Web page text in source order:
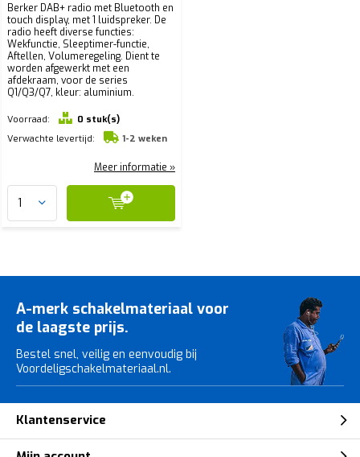
Berker DAB+ radio met Bluetooth en
touch display, met 1 luidspreker. De
radio heeft diverse functies:
Wekfunctie, Sleep­ti­mer-­functie,
Aftellen, Volu­me­re­ge­ling. Dient te
worden afgewerkt met een
afdekraam, voor de series
Q1/Q3/Q7, kleur: aluminium.
Voorraad:
0 stuk(s)
Verwachte levertijd:
1-2 weken
Meer informatie »
A-merk schakelmateriaal voor
de laagste prijs.
Bestel snel, veilig en eenvoudig bij
Voordeligschakelmateriaal.nl.
Klantenservice